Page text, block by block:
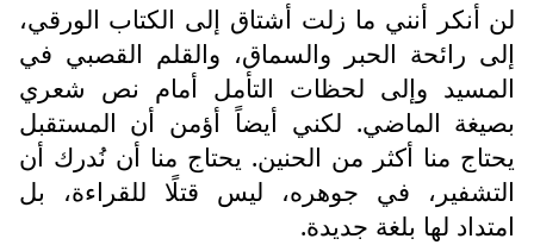
لن أنكر أنني ما زلت أشتاق إلى الكتاب الورقي،
إلى رائحة الحبر والسماق، والقلم القصبي في
المسيد وإلى لحظات التأمل أمام نص شعري
بصيغة الماضي. لكني أيضاً أؤمن أن المستقبل
يحتاج منا أكثر من الحنين. يحتاج منا أن نُدرك أن
التشفير، في جوهره، ليس قتلًا للقراءة، بل
امتداد لها بلغة جديدة.